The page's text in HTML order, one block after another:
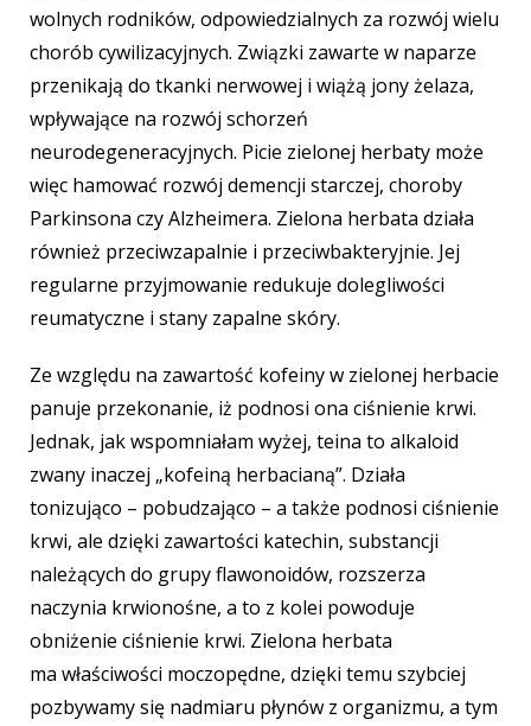
wolnych rodników, odpowiedzialnych za rozwój wielu
chorób cywilizacyjnych. Związki zawarte w naparze
przenikają do tkanki nerwowej i wiążą jony żelaza,
wpływające na rozwój schorzeń
neurodegeneracyjnych. Picie zielonej herbaty może
więc hamować rozwój demencji starczej, choroby
Parkinsona czy Alzheimera. Zielona herbata działa
również przeciwzapalnie i przeciwbakteryjnie. Jej
regularne przyjmowanie redukuje dolegliwości
reumatyczne i stany zapalne skóry.
Ze względu na zawartość kofeiny w zielonej herbacie
panuje przekonanie, iż podnosi ona ciśnienie krwi.
Jednak, jak wspomniałam wyżej, teina to alkaloid
zwany inaczej „kofeiną herbacianą”. Działa
tonizująco – pobudzająco – a także podnosi ciśnienie
krwi, ale dzięki zawartości katechin, substancji
należących do grupy flawonoidów, rozszerza
naczynia krwionośne, a to z kolei powoduje
obniżenie ciśnienie krwi. Zielona herbata
ma właściwości moczopędne, dzięki temu szybciej
pozbywamy się nadmiaru płynów z organizmu, a tym